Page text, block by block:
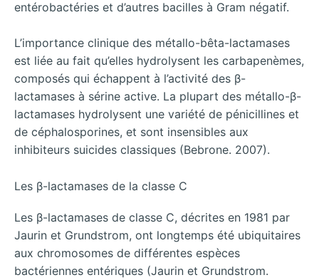
entérobactéries et d’autres bacilles à Gram négatif.
L’importance clinique des métallo-bêta-lactamases
est liée au fait qu’elles hydrolysent les carbapenèmes,
composés qui échappent à l’activité des β-
lactamases à sérine active. La plupart des métallo-β-
lactamases hydrolysent une variété de pénicillines et
de céphalosporines, et sont insensibles aux
inhibiteurs suicides classiques (Bebrone. 2007).
Les β-lactamases de la classe C
Les β-lactamases de classe C, décrites en 1981 par
Jaurin et Grundstrom, ont longtemps été ubiquitaires
aux chromosomes de différentes espèces
bactériennes entériques (Jaurin et Grundstrom.